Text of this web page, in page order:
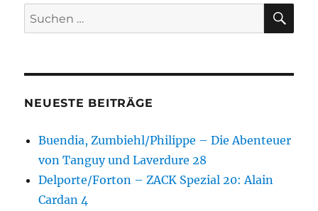
Suchen
nach:
NEUESTE BEITRÄGE
Buendia, Zumbiehl/Philippe – Die Abenteuer
von Tanguy und Laverdure 28
Delporte/Forton – ZACK Spezial 20: Alain
Cardan 4